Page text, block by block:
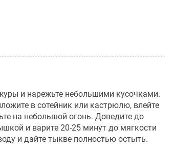
и нарежьте небольшими кусочками.
в сотейник или кастрюлю, влейте
на небольшой огонь. Доведите до
и варите 20-25 минут до мягкости
и дайте тыкве полностью остыть.